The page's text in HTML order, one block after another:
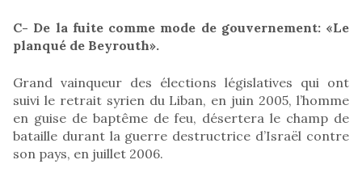
C- De la fuite comme mode de gouvernement: «Le
planqué de Beyrouth».
Grand vainqueur des élections législatives qui ont
suivi le retrait syrien du Liban, en juin 2005, l’homme
en guise de baptême de feu, désertera le champ de
bataille durant la guerre destructrice d’Israël contre
son pays, en juillet 2006.